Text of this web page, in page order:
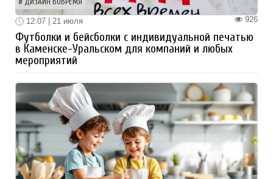
ДИЗАЙН ВОВРЕМЯ
926
12:07 | 21 июля
Футболки и бейсболки с индивидуальной печатью
в Каменске-Уральском для компаний и любых
мероприятий